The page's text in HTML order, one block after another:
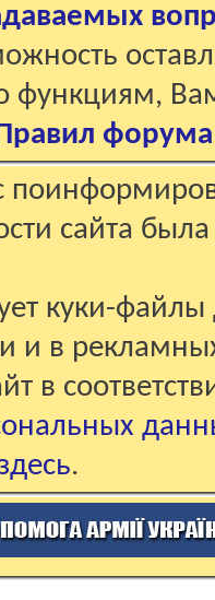
функциям,
форума
сайта
куки-файлы
и в
в
.